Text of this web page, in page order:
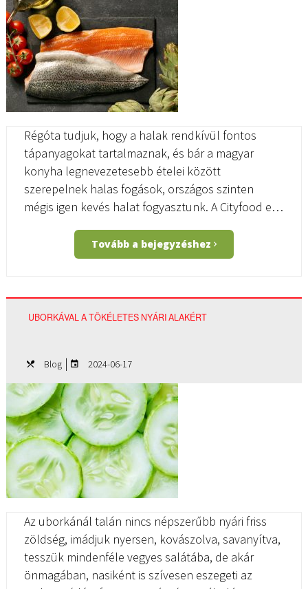
Régóta tudjuk, hogy a halak rendkívül fontos
tápanyagokat tartalmaznak, és bár a magyar
konyha legnevezetesebb ételei között
szerepelnek halas fogások, országos szinten
mégis igen kevés halat fogyasztunk. A Cityfood e…
Tovább a bejegyzéshez
UBORKÁVAL A TÖKÉLETES NYÁRI ALAKÉRT
Blog| 2024-06-17
Az uborkánál talán nincs népszerűbb nyári friss
zöldség, imádjuk nyersen, kovászolva, savanyítva,
tesszük mindenféle vegyes salátába, de akár
önmagában, nasiként is szívesen eszegeti az